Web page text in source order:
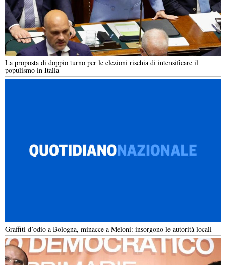
La proposta di doppio turno per le elezioni rischia di intensificare il
populismo in Italia
Graffiti d’odio a Bologna, minacce a Meloni: insorgono le autorità locali